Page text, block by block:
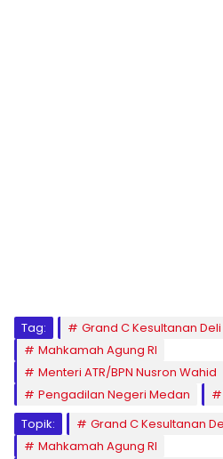
Tag: Grand C Kesultanan Deli
Mahkamah Agung RI
Menteri ATR/BPN Nusron Wahid
Pengadilan Negeri Medan
Topik:
Grand C Kesultanan
Mahkamah Agung RI